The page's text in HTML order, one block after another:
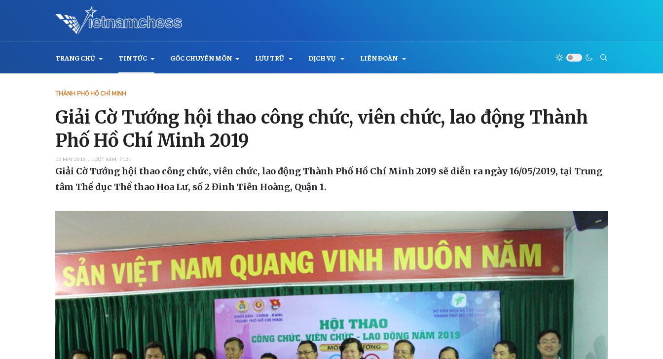
TRANG CHỦ TIN TỨC GÓC CHUYÊN MÔN LƯU TRỮ DỊCH VỤ LIÊN ĐOÀN
THÀNH PHỐ HỒ CHÍ MINH
Giải Cờ Tướng hội thao công chức, viên chức, lao động Thành
Phố Hồ Chí Minh 2019
15 MAY 2019 LƯỢT XEM: 7121
Giải Cờ Tướng hội thao công chức, viên chức, lao động Thành Phố Hồ Chí Minh 2019 sẽ diễn ra ngày 16/05/2019, tại Trung
tâm Thể dục Thể thao Hoa Lư, số 2 Đinh Tiên Hoàng, Quận 1.